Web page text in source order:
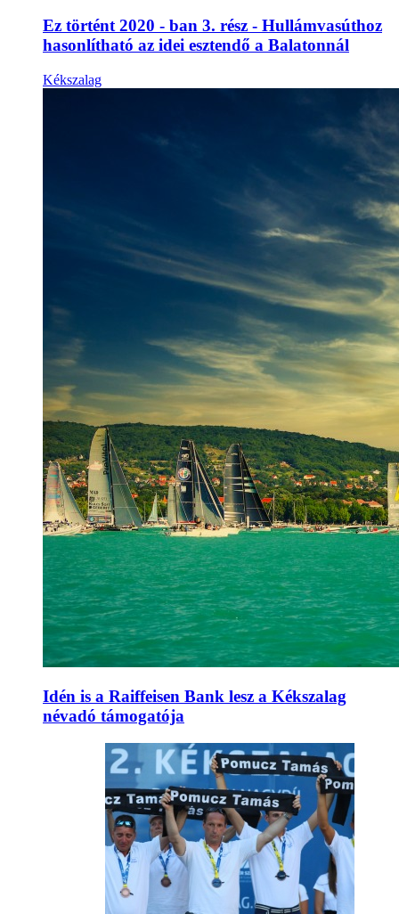
Ez történt 2020 - ban 3. rész - Hullámvasúthoz
hasonlítható az idei esztendő a Balatonnál
Kékszalag
Idén is a Raiffeisen Bank lesz a Kékszalag
névadó támogatója